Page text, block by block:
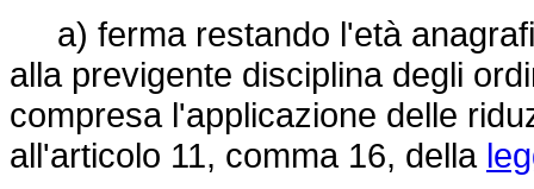
a) ferma restando l'età
alla previgente disciplina degli
compresa l'applicazione delle
all'articolo 11, comma 16, della